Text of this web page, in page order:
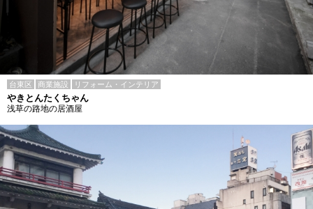
台東区 商業施設 リフォーム・インテリア
やきとんたくちゃん
浅草の路地の居酒屋